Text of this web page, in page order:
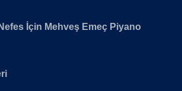
İçin Mehveş Emeç Piyano